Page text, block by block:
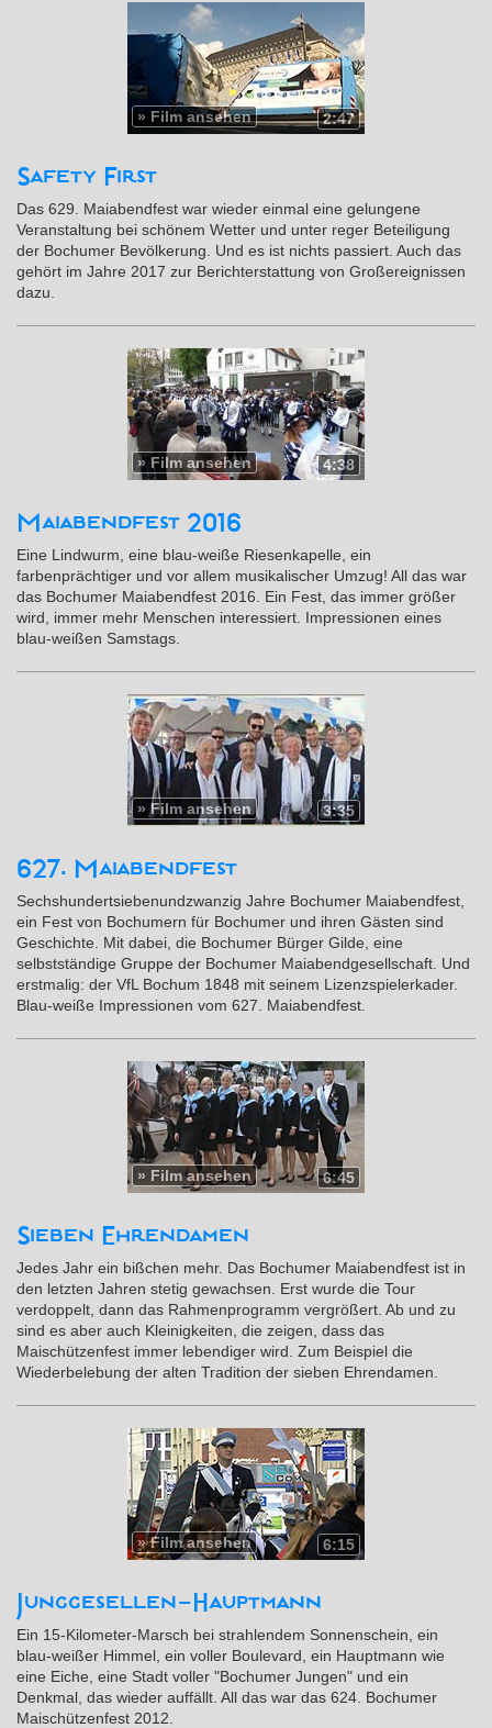
2:47
» Film ansehen
Safety First
Das 629. Maiabendfest war wieder einmal eine gelungene
Veranstaltung bei schönem Wetter und unter reger Beteiligung
der Bochumer Bevölkerung. Und es ist nichts passiert. Auch das
gehört im Jahre 2017 zur Berichterstattung von Großereignissen
dazu.
4:38
» Film ansehen
Maiabendfest 2016
Eine Lindwurm, eine blau-weiße Riesenkapelle, ein
farbenprächtiger und vor allem musikalischer Umzug! All das war
das Bochumer Maiabendfest 2016. Ein Fest, das immer größer
wird, immer mehr Menschen interessiert. Impressionen eines
blau-weißen Samstags.
3:35
»Film ansehen
627. Maiabendfest
Sechshundertsiebenundzwanzig Jahre Bochumer Maiabendfest,
ein Fest von Bochumern für Bochumer und ihren Gästen sind
Geschichte. Mit dabei, die Bochumer Bürger Gilde, eine
selbstständige Gruppe der Bochumer Maiabendgesellschaft. Und
erstmalig: der VfL Bochum 1848 mit seinem Lizenzspielerkader.
Blau-weiße Impressionen vom 627. Maiabendfest.
6:45
» Film ansehen
Sieben Ehrendamen
Jedes Jahr ein bißchen mehr. Das Bochumer Maiabendfest ist in
den letzten Jahren stetig gewachsen. Erst wurde die Tour
verdoppelt, dann das Rahmenprogramm vergrößert. Ab und zu
sind es aber auch Kleinigkeiten, die zeigen, dass das
Maischützenfest immer lebendiger wird. Zum Beispiel die
Wiederbelebung der alten Tradition der sieben Ehrendamen.
6:15
»Film ansehen
Junggesellen-Hauptmann
Ein 15-Kilometer-Marsch bei strahlendem Sonnenschein, ein
blau-weißer Himmel, ein voller Boulevard, ein Hauptmann wie
eine Eiche, eine Stadt voller "Bochumer Jungen" und ein
Denkmal, das wieder auffällt. All das war das 624. Bochumer
Maischützenfest 2012.